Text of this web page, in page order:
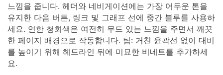
느낌을 줍니다. 헤더와 네비게이션에는 가장 어두운 톤을
유지한 다음 버튼, 링크 및 그래프 선에 중간 블루를 사용하
세요. 연한 청회색은 여전히 무드 있는 느낌을 주면서 깨끗
한 페이지 배경으로 작동합니다. 팁: 거친 윤곽선 없이 대비
를 높이기 위해 헤드라인 뒤에 미묘한 비네트를 추가하세
요.